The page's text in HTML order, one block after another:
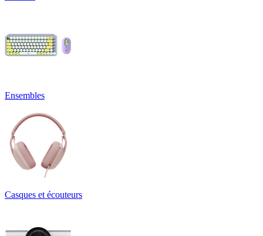
Ensembles
Casques et écouteurs